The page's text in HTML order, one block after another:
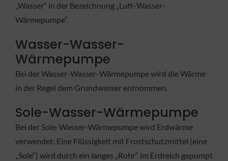
„Wasser“ in der Bezeichnung „Luft-Wasser-
Wärmepumpe“.
Wasser-Wasser-
Wärmepumpe
Bei der Wasser-Wasser-Wärmepumpe wird die Wärme
in der Regel dem Grundwasser entnommen.
Sole-Wasser-Wärmepumpe
Bei der Sole-Wasser-Wärmepumpe wird Erdwärme
verwendet: Eine Flüssigkeit mit Frostschutzmittel (eine
„Sole“) wird durch ein langes „Rohr“ im Erdreich gepumpt